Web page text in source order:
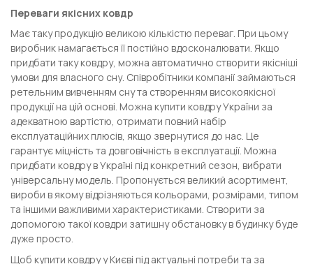
Переваги якісних ковдр
Має таку продукцію великою кількістю переваг. При цьому
виробник намагається її постійно вдосконалювати. Якщо
придбати таку ковдру, можна автоматично створити якісніші
умови для власного сну. Співробітники компанії займаються
ретельним вивченням сну та створенням високоякісної
продукції на цій основі. Можна купити ковдру України за
адекватною вартістю, отримати повний набір
експлуатаційних плюсів, якщо звернутися до нас. Це
гарантує міцність та довговічність в експлуатації. Можна
придбати ковдру в Україні під конкретний сезон, вибрати
універсальну модель. Пропонується великий асортимент,
вироби в якому відрізняються кольорами, розмірами, типом
та іншими важливими характеристиками. Створити за
допомогою такої ковдри затишну обстановку в будинку буде
дуже просто.
Щоб купити ковдру у Києві під актуальні потреби та за